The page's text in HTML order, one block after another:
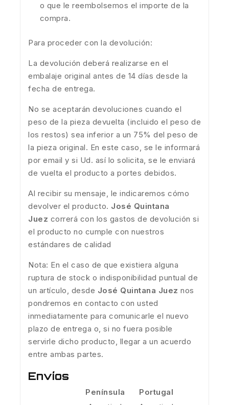
o que le reembolsemos el importe de la
compra.
Para proceder con la devolución:
La devolución deberá realizarse en el
embalaje original antes de 14 días desde la
fecha de entrega.
No se aceptarán devoluciones cuando el
peso de la pieza devuelta (incluido el peso de
los restos) sea inferior a un 75% del peso de
la pieza original. En este caso, se le informará
por email y si Ud. así lo solicita, se le enviará
de vuelta el producto a portes debidos.
Al recibir su mensaje, le indicaremos cómo
devolver el producto. José Quintana
Juez correrá con los gastos de devolución si
el producto no cumple con nuestros
estándares de calidad
Nota: En el caso de que existiera alguna
ruptura de stock o indisponibilidad puntual de
un artículo, desde José Quintana Juez nos
pondremos en contacto con usted
inmediatamente para comunicarle el nuevo
plazo de entrega o, si no fuera posible
servirle dicho producto, llegar a un acuerdo
entre ambas partes.
Envíos
Península
Portugal